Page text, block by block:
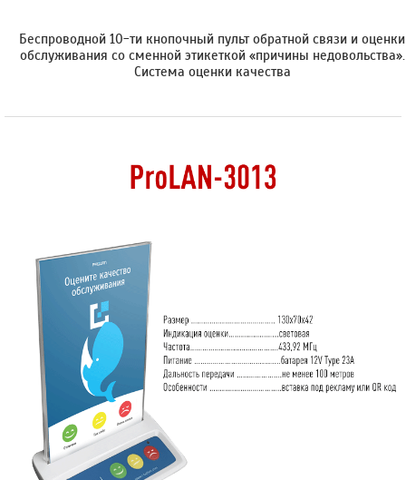
Беспроводной 10-ти кнопочный пульт обратной связи и оценки
обслуживания со сменной этикеткой «причины недовольства».
Cистема оценки качества